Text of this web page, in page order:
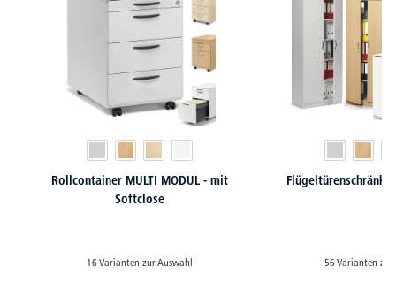
Rollcontainer MULTI MODUL - mit
Softclose
16 Varianten zur Auswahl
Flügeltürenschränke
56 Varianten zur